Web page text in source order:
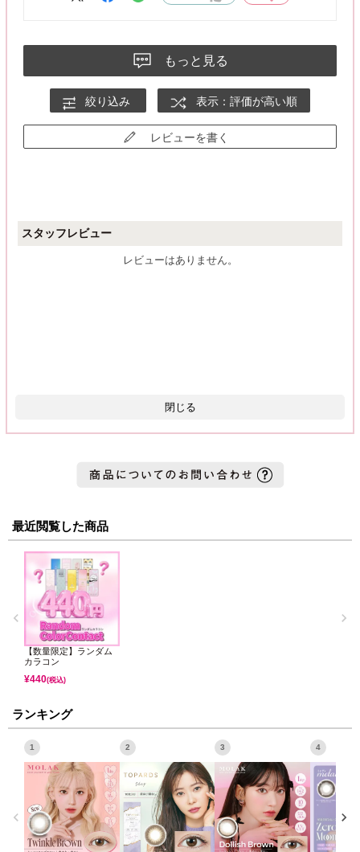
もっと見る
絞り込み 表示：評価が高い順
レビューを書く
スタッフレビュー
レビューはありません。
閉じる
最近閲覧した商品
【数量限定】ランダム
カラコン
¥440(税込)
ランキング
1 2 3 4